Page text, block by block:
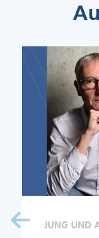
JUNG UND